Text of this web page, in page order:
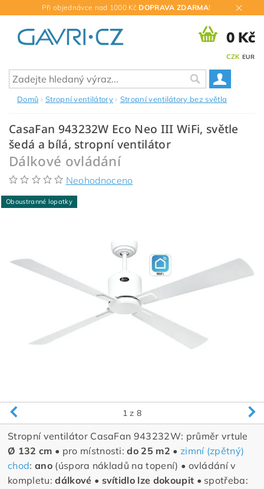
Při objednávce nad 1000 Kč DOPRAVA ZDARMA!
CZK EUR
0 Kč
Domů Stropní ventilátory Stropní ventilátory bez světla
CasaFan 943232W Eco Neo III WiFi, světle
šedá a bílá, stropní ventilátor
Dálkové ovládání
Neohodnoceno
Oboustranné lopatky
1 z 8
Stropní ventilátor CasaFan 943232W: průměr vrtule
Ø 132 cm • pro místnosti:do 25 m2 • zimní (zpětný)
chod:ano(úspora nákladů na topení) • ovládání v
kompletu:dálkové • svítidlo lze dokoupit • spotřeba: